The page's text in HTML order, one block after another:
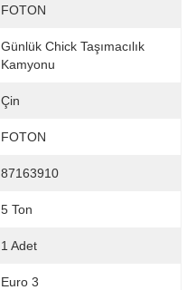
FOTON
Günlük Chick Taşımacılık
Kamyonu
Çin
FOTON
87163910
5 Ton
1 Adet
Euro 3